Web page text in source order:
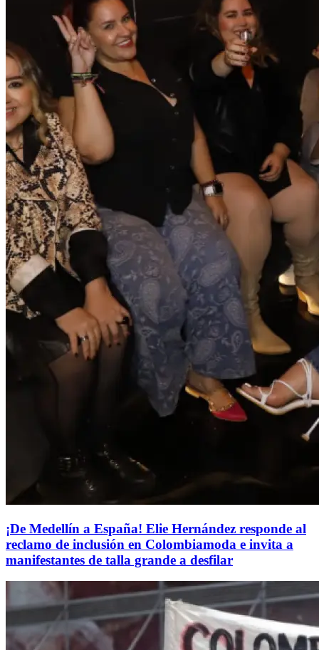
¡De Medellín a España! Elie Hernández responde al
reclamo de inclusión en Colombiamoda e invita a
manifestantes de talla grande a desfilar